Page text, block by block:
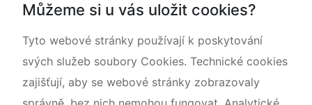
O nás
Můžeme si u vás uložit cookies?
Tyto webové stránky používají k poskytování
svých služeb soubory Cookies. Technické cookies
zajišťují, aby se webové stránky zobrazovaly